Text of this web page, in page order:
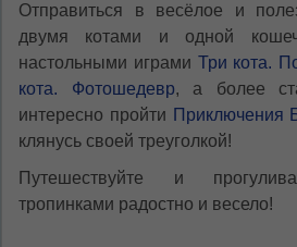
Отправиться в весёлое и
двумя котами и одной
настольными играми
Три кота.
кота. Фотошедевр, а более
интересно пройти Приключения
клянусь своей треуголкой!
Путешествуйте и
тропинками радостно и весело!